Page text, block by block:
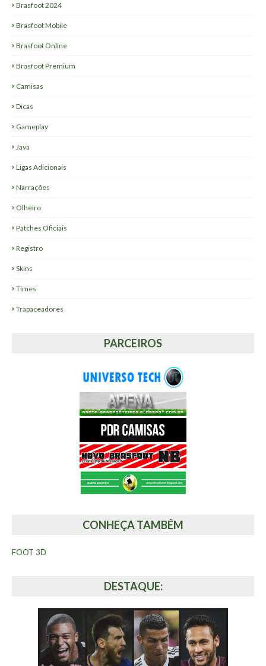
Brasfoot 2024
Brasfoot Mobile
Brasfoot Online
Brasfoot Premium
Camisas
Dicas
Gameplay
Java
Ligas Adicionais
Narrações
Olheiro
Patches Oficiais
Registro
Skins
Times
Trapaceadores
PARCEIROS
CONHEÇA TAMBÉM
FOOT 3D
DESTAQUE: